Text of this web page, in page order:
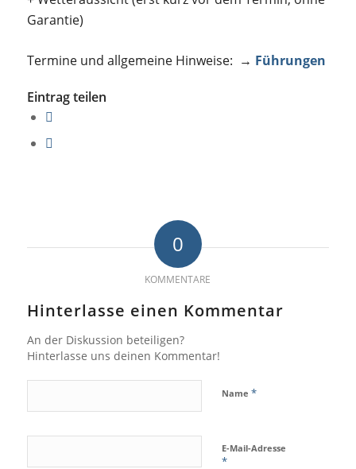
Garantie)
Termine und allgemeine Hinweise: → Führungen
Eintrag teilen
0
KOMMENTARE
Hinterlasse einen Kommentar
An der Diskussion beteiligen?
Hinterlasse uns deinen Kommentar!
Name *
E-Mail-Adresse
*